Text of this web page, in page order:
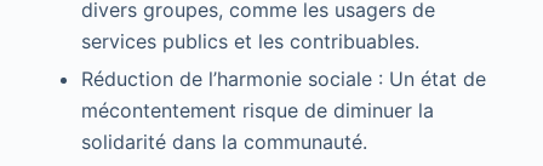
divers groupes, comme les usagers de
services publics et les contribuables.
Réduction de l’harmonie sociale : Un état de
mécontentement risque de diminuer la
solidarité dans la communauté.